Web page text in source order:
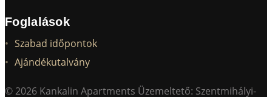
Foglalások
Szabad időpontok
Ajándékutalvány
© 2026 Kankalin Apartments Üzemeltető: Szentmihályi-